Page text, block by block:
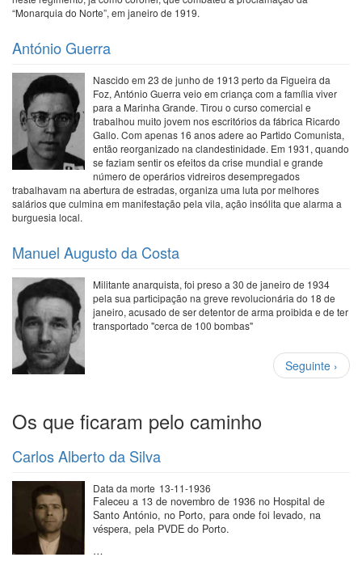
“Monarquia do Norte”, em janeiro de 1919.
António Guerra
Nascido em 23 de junho de 1913 perto da Figueira da
Foz, António Guerra veio em criança com a família viver
para a Marinha Grande. Tirou o curso comercial e
trabalhou muito jovem nos escritórios da fábrica Ricardo
Gallo. Com apenas 16 anos adere ao Partido Comunista,
então reorganizado na clandestinidade. Em 1931, quando
se faziam sentir os efeitos da crise mundial e grande
número de operários vidreiros desempregados
trabalhavam na abertura de estradas, organiza uma luta por melhores
salários que culmina em manifestação pela vila, ação insólita que alarma a
burguesia local.
Manuel Augusto da Costa
Militante anarquista, foi preso a 30 de janeiro de 1934
pela sua participação na greve revolucionária do 18 de
janeiro, acusado de ser detentor de arma proibida e de ter
transportado "cerca de 100 bombas"
Paginação
Próxima
página
Seguinte ›
Os que ficaram pelo caminho
Carlos Alberto da Silva
Data da morte 13-11-1936
Faleceu a 13 de novembro de 1936 no Hospital de
Santo António, no Porto, para onde foi levado, na
véspera, pela PVDE do Porto.
…